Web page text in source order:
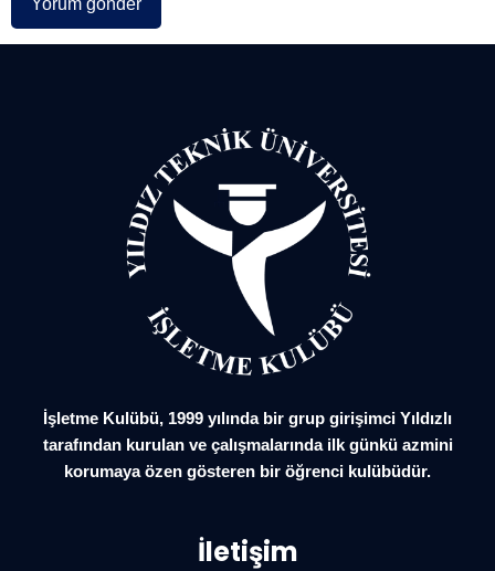
İşletme Kulübü, 1999 yılında bir grup girişimci Yıldızlı
tarafından kurulan ve çalışmalarında ilk günkü azmini
korumaya özen gösteren bir öğrenci kulübüdür.
İletişim